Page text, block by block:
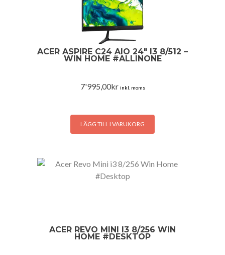
ACER ASPIRE C24 AIO 24″ I3 8/512 –
WIN HOME #ALLINONE
7'995,00kr inkl. moms
LÄGG TILL I VARUKORG
ACER REVO MINI I3 8/256 WIN
HOME #DESKTOP